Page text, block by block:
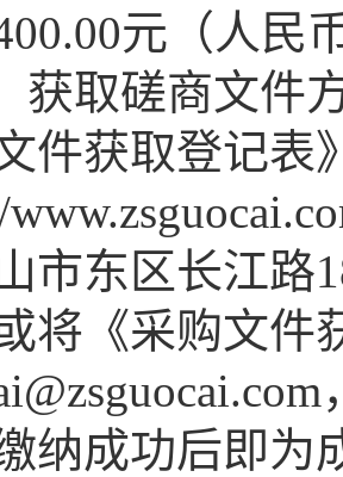
元（人民
取磋商文件方
件获取登记
市东区长江路
将《采购文件
纳成功后即为